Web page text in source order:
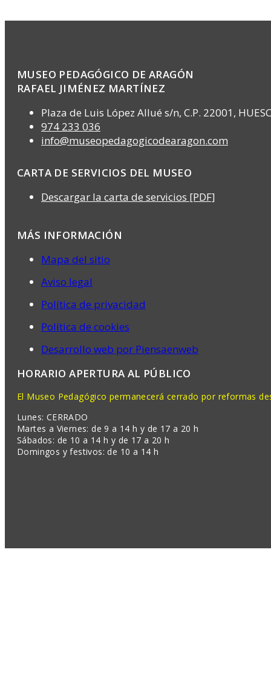
MUSEO PEDAGÓGICO DE ARAGÓN
RAFAEL JIMÉNEZ MARTÍNEZ
Plaza de Luis López Allué s/n, C.P. 22001,
974 233 036
info@museopedagogicodearagon.com
CARTA DE SERVICIOS DEL MUSEO
Descargar la carta de servicios [PDF]
MÁS INFORMACIÓN
Mapa del sitio
Aviso legal
Política de privacidad
Política de cookies
Desarrollo web por Piensaenweb
HORARIO APERTURA AL PÚBLICO
El Museo Pedagógico permanecerá cerrado por reformas
Lunes: CERRADO
Martes a Viernes: de 9 a 14 h y de 17 a 20 h
Sábados: de 10 a 14 h y de 17 a 20 h
Domingos y festivos: de 10 a 14 h